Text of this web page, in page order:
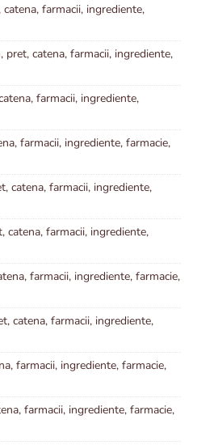
farmacii, ingrediente,
catena, farmacii, ingrediente,
farmacii, ingrediente,
farmacii, ingrediente, farmacie,
catena, farmacii, ingrediente,
farmacii, ingrediente,
farmacii, ingrediente, farmacie,
catena, farmacii, ingrediente,
farmacii, ingrediente, farmacie,
farmacii, ingrediente, farmacie,